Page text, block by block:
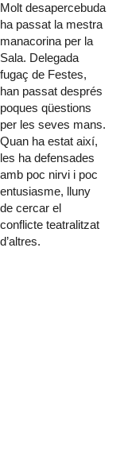
Molt desapercebuda
ha passat la mestra
manacorina per la
Sala. Delegada
fugaç de Festes,
han passat després
poques qüestions
per les seves mans.
Quan ha estat així,
les ha defensades
amb poc nirvi i poc
entusiasme, lluny
de cercar el
conflicte teatralitzat
d’altres.